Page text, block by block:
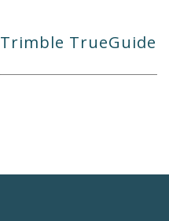
Trimble TrueGuide